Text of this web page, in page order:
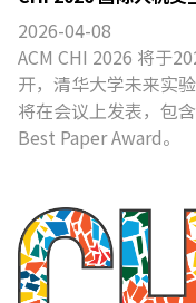
2026-04-08
ACM CHI 2026 将于
开，清华大学未来实
将在会议上发表，包
Best Paper Award。